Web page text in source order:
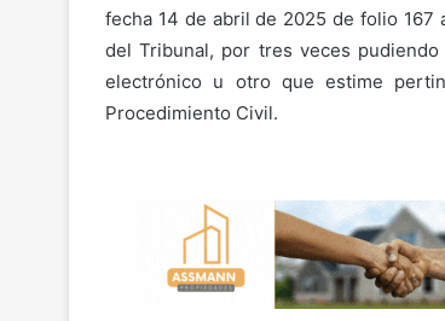
fecha 14 de abril de 2025 de folio 167
del Tribunal, por tres veces
electrónico u otro que estime
Procedimiento Civil.